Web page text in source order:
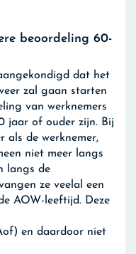
beoordeling 60-
dat het
zal gaan starten
van werknemers
jaar of ouder zijn. Bij
als de werknemer,
niet meer langs
langs de
ze veelal een
AOW-leeftijd. Deze
en daardoor niet